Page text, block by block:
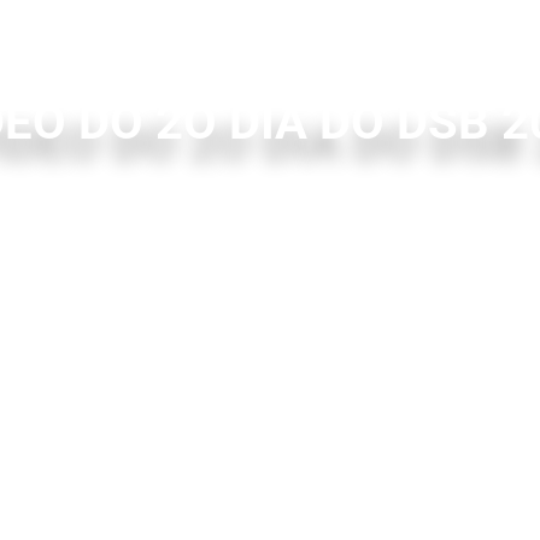
DO 2O DIA DO DSB